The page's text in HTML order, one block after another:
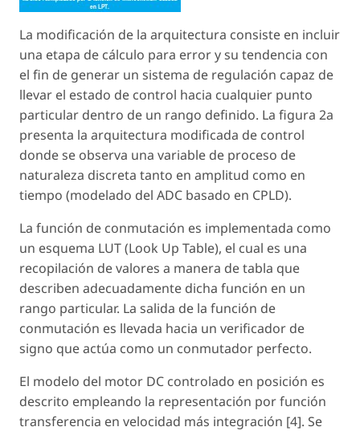
La modificación de la arquitectura consiste en incluir
una etapa de cálculo para error y su tendencia con
el fin de generar un sistema de regulación capaz de
llevar el estado de control hacia cualquier punto
particular dentro de un rango definido. La figura 2a
presenta la arquitectura modificada de control
donde se observa una variable de proceso de
naturaleza discreta tanto en amplitud como en
tiempo (modelado del ADC basado en CPLD).
La función de conmutación es implementada como
un esquema LUT (Look Up Table), el cual es una
recopilación de valores a manera de tabla que
describen adecuadamente dicha función en un
rango particular. La salida de la función de
conmutación es llevada hacia un verificador de
signo que actúa como un conmutador perfecto.
El modelo del motor DC controlado en posición es
descrito empleando la representación por función
transferencia en velocidad más integración [4]. Se